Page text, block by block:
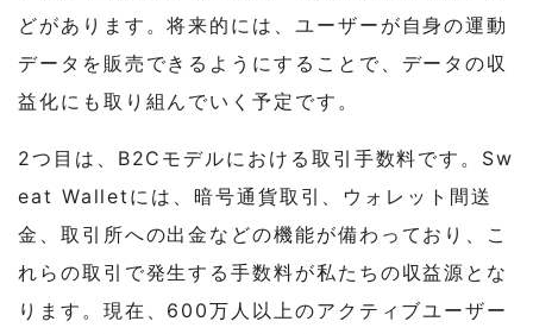
どがあります。将来的には、ユーザーが自身の運動
データを販売できるようにすることで、データの収
益化にも取り組んでいく予定です。
2つ目は、B2Cモデルにおける取引手数料です。Sw
eat Walletには、暗号通貨取引、ウォレット間送
金、取引所への出金などの機能が備わっており、こ
れらの取引で発生する手数料が私たちの収益源とな
ります。現在、600万人以上のアクティブユーザー